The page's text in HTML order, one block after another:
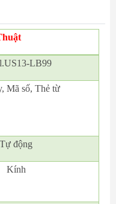
LB99
Mã số, Thẻ từ
Tự động
Kính